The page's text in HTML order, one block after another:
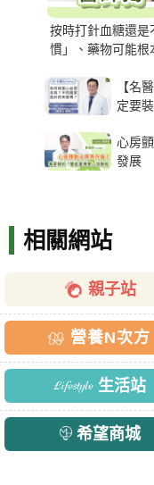
按時打針血糖還是
慣」、藥物可能根
【名
定要
心房
發展
相關網站
親子站
營養N次方
生活站
希望商城